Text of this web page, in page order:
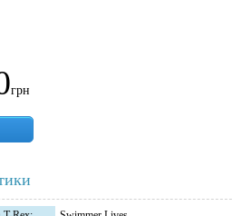
грн